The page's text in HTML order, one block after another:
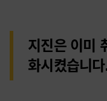
지진은 이미
화시켰습니